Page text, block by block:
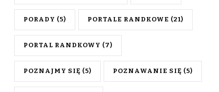
PORADY (5) PORTALE RANDKOWE (21)
PORTAL RANDKOWY (7)
POZNAJMY SIĘ (5) POZNAWANIE SIĘ (5)